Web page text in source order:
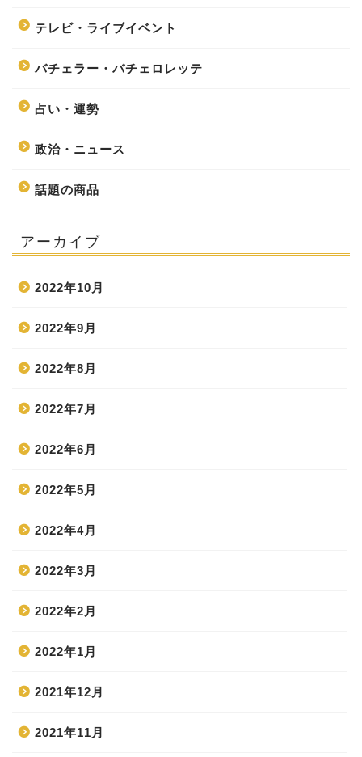
テレビ・ライブイベント
バチェラー・バチェロレッテ
占い・運勢
政治・ニュース
話題の商品
アーカイブ
2022年10月
2022年9月
2022年8月
2022年7月
2022年6月
2022年5月
2022年4月
2022年3月
2022年2月
2022年1月
2021年12月
2021年11月